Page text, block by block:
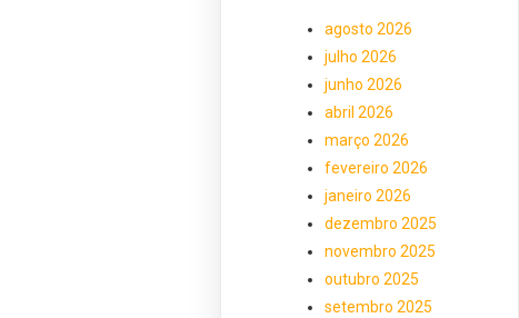
agosto 2026
julho 2026
junho 2026
abril 2026
março 2026
fevereiro 2026
janeiro 2026
dezembro 2025
novembro 2025
outubro 2025
setembro 2025